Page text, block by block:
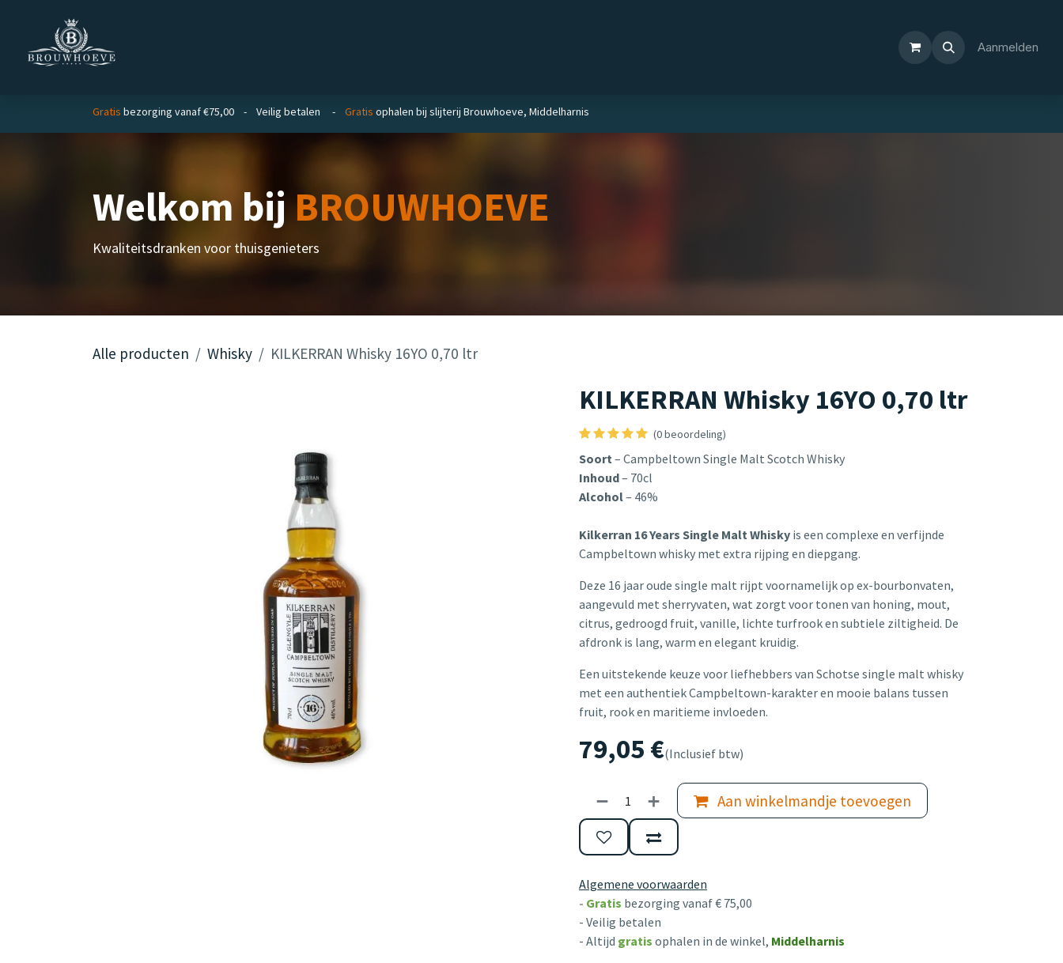
Aanmelden
Gratis bezorging vanaf €75,00 - Veilig betalen - Gratis ophalen bij slijterij Brouwhoeve, Middelharnis
Welkom bijBROUWHOEVE
Kwaliteitsdranken voor thuisgenieters
Alle producten Whisky KILKERRAN Whisky 16YO 0,70 ltr
KILKERRAN Whisky 16YO 0,70 ltr
(0 beoordeling)
Soort– Campbeltown Single Malt Scotch Whisky
Inhoud– 70cl
Alcohol– 46%
Kilkerran 16 Years Single Malt Whisky is een complexe en verfijnde
Campbeltown whisky met extra rijping en diepgang.
Deze 16 jaar oude single malt rijpt voornamelijk op ex-bourbonvaten,
aangevuld met sherryvaten, wat zorgt voor tonen van honing, mout,
citrus, gedroogd fruit, vanille, lichte turfrook en subtiele ziltigheid. De
afdronk is lang, warm en elegant kruidig.
Een uitstekende keuze voor liefhebbers van Schotse single malt whisky
met een authentiek Campbeltown-karakter en mooie balans tussen
fruit, rook en maritieme invloeden.
79,05 €(Inclusief btw)
Aan winkelmandje toevoegen
Algemene voorwaarden
- Gratis bezorging vanaf € 75,00
- Veilig betalen
- Altijd gratis ophalen in de winkel, Middelharnis